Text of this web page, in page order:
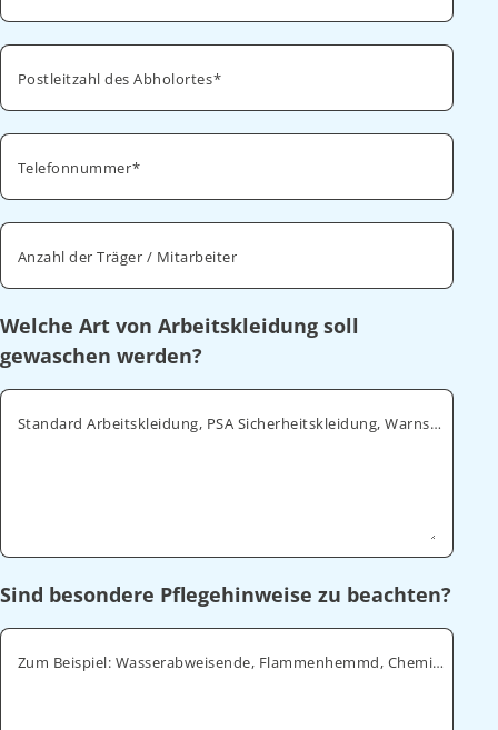
Postleitzahl des Abholortes
Telefonnummer
Anzahl der Träger / Mitarbeiter
Welche Art von Arbeitskleidung soll
gewaschen werden?
Standard Arbeitskleidung, PSA Sicherheitskleidung, Warnschutz, ESD
Sind besondere Pflegehinweise zu beachten?
Zum Beispiel: Wasserabweisende, Flammenhemmd, Chemikalienabweisende